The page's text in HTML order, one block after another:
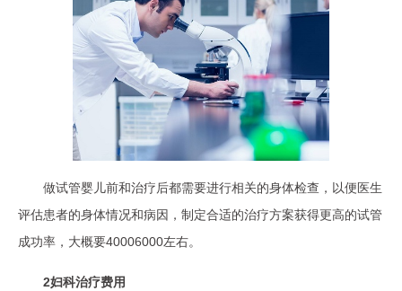
做试管婴儿前和治疗后都需要进行相关的身体检查，以便医生
评估患者的身体情况和病因，制定合适的治疗方案获得更高的试管
成功率，大概要40006000左右。
2妇科治疗费用